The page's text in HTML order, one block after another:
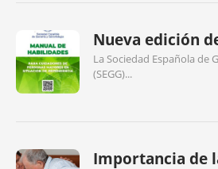
Nueva edición
La Sociedad Española de
(SEGG)...
Importancia de